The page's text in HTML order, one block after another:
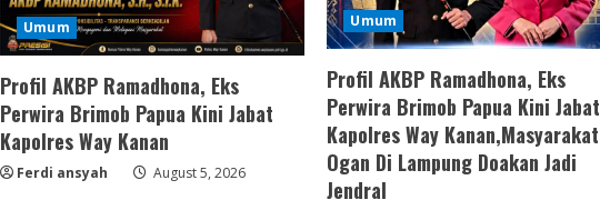
Umum
Profil AKBP Ramadhona, Eks
Perwira Brimob Papua Kini Jabat
Kapolres Way Kanan
Ferdi ansyah August 5, 2026
Umum
Profil AKBP Ramadhona, Eks
Perwira Brimob Papua Kini Jabat
Kapolres Way Kanan,Masyarakat
Ogan Di Lampung Doakan Jadi
Jendral